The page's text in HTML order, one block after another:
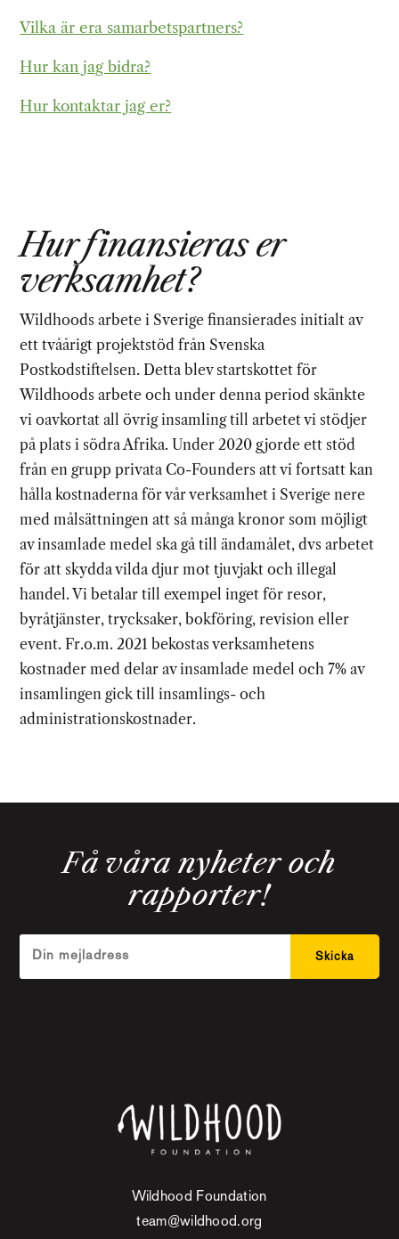
Vilka är era samarbetspartners?
Hur kan jag bidra?
Hur kontaktar jag er?
Hur finansieras er
verksamhet?
Wildhoods arbete i Sverige finansierades initialt av
ett tvåårigt projektstöd från Svenska
Postkodstiftelsen. Detta blev startskottet för
Wildhoods arbete och under denna period skänkte
vi oavkortat all övrig insamling till arbetet vi stödjer
på plats i södra Afrika. Under 2020 gjorde ett stöd
från en grupp privata Co-Founders att vi fortsatt kan
hålla kostnaderna för vår verksamhet i Sverige nere
med målsättningen att så många kronor som möjligt
av insamlade medel ska gå till ändamålet, dvs arbetet
för att skydda vilda djur mot tjuvjakt och illegal
handel. Vi betalar till exempel inget för resor,
byråtjänster, trycksaker, bokföring, revision eller
event. Fr.o.m. 2021 bekostas verksamhetens
kostnader med delar av insamlade medel och 7% av
insamlingen gick till insamlings- och
administrationskostnader.
Få våra nyheter och
rapporter!
Wildhood Foundation
team@wildhood.org